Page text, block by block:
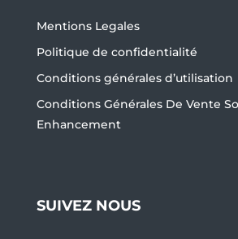
Mentions Legales
Politique de confidentialité
Conditions générales d’utilisation
Conditions Générales De Vente
Enhancement
SUIVEZ NOUS